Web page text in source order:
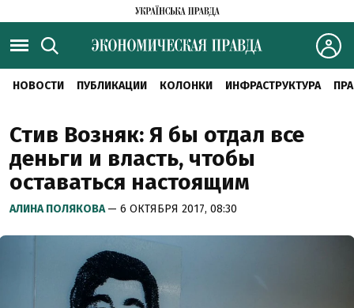
НОВОСТИ ПУБЛИКАЦИИ КОЛОНКИ ИНФРАСТРУКТУРА
Стив Возняк: Я бы отдал все
деньги и власть, чтобы
оставаться настоящим
АЛИНА ПОЛЯКОВА— 6 ОКТЯБРЯ 2017, 08:30